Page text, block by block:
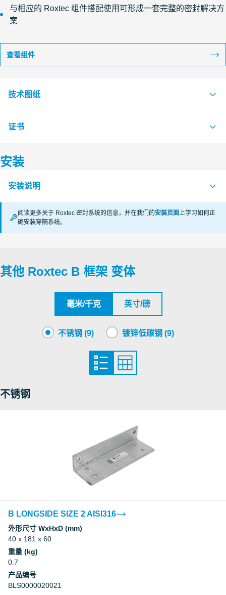
与相应的 Roxtec 组件搭配使用可形成一套完整的密封解决方
案
查看组件
技术图纸
S1591943 B FRAME LONG SIDE
S1590465 B FRAME SIZE 4 ASSEMBLY PDF
证书
认证机构
RISE
CSA
Roxtec International AB
Roxtec International AB
Myndigheten för samhällsskydd och
beredskap
Underwriters Laboratories Inc.
Underwriters Laboratories Inc.
Underwriters Laboratories Inc.
Underwriters Laboratories Inc.
Underwriters Laboratories Inc.
Underwriters Laboratories Inc.
Underwriters Laboratories Inc.
安装
安装说明
B (zh)
阅读更多关于 Roxtec 密封系统的信息，并在我们的安装页面上学习如何正
确安装穿隔系统。
其他 Roxtec B 框架 变体
毫米/千克 英寸/磅
不锈钢 (9) 镀锌低碳钢 (9)
不锈钢
B LONGSIDE SIZE 2 AISI316
外形尺寸 WxHxD (mm)
40 x 181 x 60
重量 (kg)
0.7
产品编号
BLS0000020021